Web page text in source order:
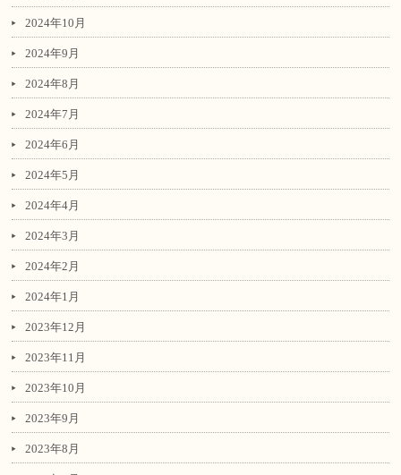
2024年10月
2024年9月
2024年8月
2024年7月
2024年6月
2024年5月
2024年4月
2024年3月
2024年2月
2024年1月
2023年12月
2023年11月
2023年10月
2023年9月
2023年8月